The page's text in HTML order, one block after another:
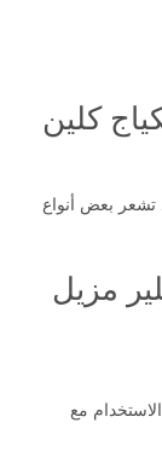
كلين
تشعر بعض أنواع
مزيل
مع